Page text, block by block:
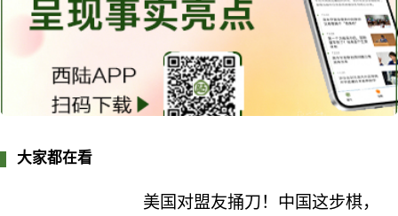
大家都在看
美国对盟友捅刀！中国这步棋，